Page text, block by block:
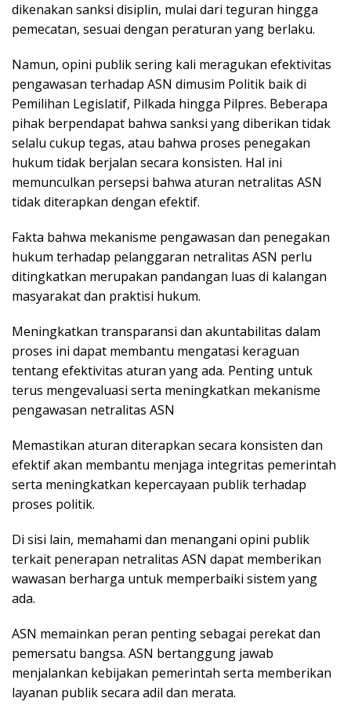
dikenakan sanksi disiplin, mulai dari teguran hingga
pemecatan, sesuai dengan peraturan yang berlaku.
Namun, opini publik sering kali meragukan efektivitas
pengawasan terhadap ASN dimusim Politik baik di
Pemilihan Legislatif, Pilkada hingga Pilpres. Beberapa
pihak berpendapat bahwa sanksi yang diberikan tidak
selalu cukup tegas, atau bahwa proses penegakan
hukum tidak berjalan secara konsisten. Hal ini
memunculkan persepsi bahwa aturan netralitas ASN
tidak diterapkan dengan efektif.
Fakta bahwa mekanisme pengawasan dan penegakan
hukum terhadap pelanggaran netralitas ASN perlu
ditingkatkan merupakan pandangan luas di kalangan
masyarakat dan praktisi hukum.
Meningkatkan transparansi dan akuntabilitas dalam
proses ini dapat membantu mengatasi keraguan
tentang efektivitas aturan yang ada. Penting untuk
terus mengevaluasi serta meningkatkan mekanisme
pengawasan netralitas ASN
Memastikan aturan diterapkan secara konsisten dan
efektif akan membantu menjaga integritas pemerintah
serta meningkatkan kepercayaan publik terhadap
proses politik.
Di sisi lain, memahami dan menangani opini publik
terkait penerapan netralitas ASN dapat memberikan
wawasan berharga untuk memperbaiki sistem yang
ada.
ASN memainkan peran penting sebagai perekat dan
pemersatu bangsa. ASN bertanggung jawab
menjalankan kebijakan pemerintah serta memberikan
layanan publik secara adil dan merata.